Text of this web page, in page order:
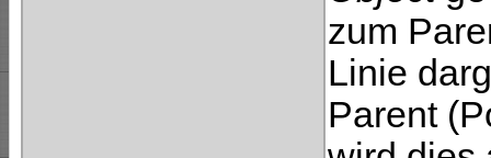
zum
Linie
Parent